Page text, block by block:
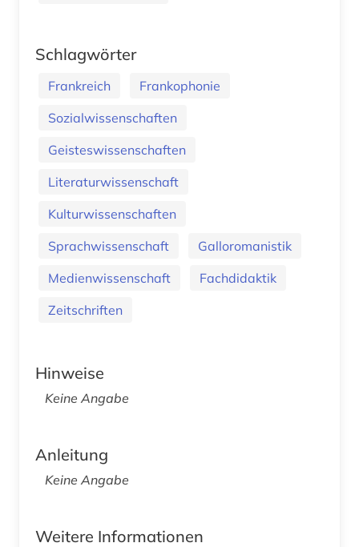
Schlagwörter
Frankreich
Frankophonie
Sozialwissenschaften
Geisteswissenschaften
Literaturwissenschaft
Kulturwissenschaften
Sprachwissenschaft
Galloromanistik
Medienwissenschaft
Fachdidaktik
Zeitschriften
Hinweise
Keine Angabe
Anleitung
Keine Angabe
Weitere Informationen